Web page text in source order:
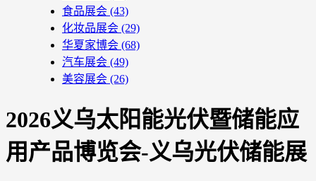
食品展会 (43)
化妆品展会 (29)
华夏家博会 (68)
汽车展会 (49)
美容展会 (26)
2026义乌太阳能光伏暨储能应
用产品博览会-义乌光伏储能展